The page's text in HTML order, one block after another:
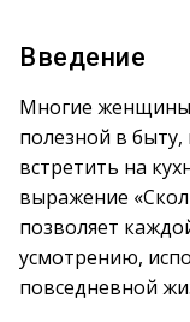
Введение
Многие женщины
полезной в
встретить на
выражение
позволяет
усмотрению,
повседневной